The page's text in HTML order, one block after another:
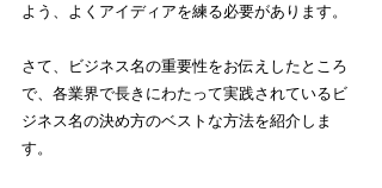
よう、よくアイディアを練る必要があります。
さて、ビジネス名の重要性をお伝えしたところ
で、各業界で長きにわたって実践されているビ
ジネス名の決め方のベストな方法を紹介しま
す。